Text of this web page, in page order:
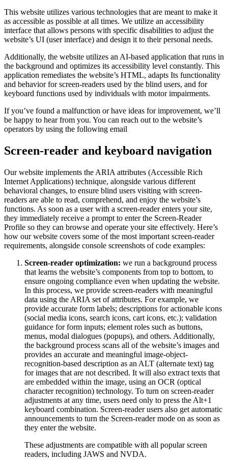
This website utilizes various technologies that are meant to make it
as accessible as possible at all times. We utilize an accessibility
interface that allows persons with specific disabilities to adjust the
website’s UI (user interface) and design it to their personal needs.
Additionally, the website utilizes an AI-based application that runs in
the background and optimizes its accessibility level constantly. This
application remediates the website’s HTML, adapts Its functionality
and behavior for screen-readers used by the blind users, and for
keyboard functions used by individuals with motor impairments.
If you’ve found a malfunction or have ideas for improvement, we’ll
be happy to hear from you. You can reach out to the website’s
operators by using the following email
Screen-reader and keyboard navigation
Our website implements the ARIA attributes (Accessible Rich
Internet Applications) technique, alongside various different
behavioral changes, to ensure blind users visiting with screen-
readers are able to read, comprehend, and enjoy the website’s
functions. As soon as a user with a screen-reader enters your site,
they immediately receive a prompt to enter the Screen-Reader
Profile so they can browse and operate your site effectively. Here’s
how our website covers some of the most important screen-reader
requirements, alongside console screenshots of code examples:
Screen-reader optimization: we run a background process
that learns the website’s components from top to bottom, to
ensure ongoing compliance even when updating the website.
In this process, we provide screen-readers with meaningful
data using the ARIA set of attributes. For example, we
provide accurate form labels; descriptions for actionable icons
(social media icons, search icons, cart icons, etc.); validation
guidance for form inputs; element roles such as buttons,
menus, modal dialogues (popups), and others. Additionally,
the background process scans all of the website’s images and
provides an accurate and meaningful image-object-
recognition-based description as an ALT (alternate text) tag
for images that are not described. It will also extract texts that
are embedded within the image, using an OCR (optical
character recognition) technology. To turn on screen-reader
adjustments at any time, users need only to press the Alt+1
keyboard combination. Screen-reader users also get automatic
announcements to turn the Screen-reader mode on as soon as
they enter the website.
These adjustments are compatible with all popular screen
readers, including JAWS and NVDA.